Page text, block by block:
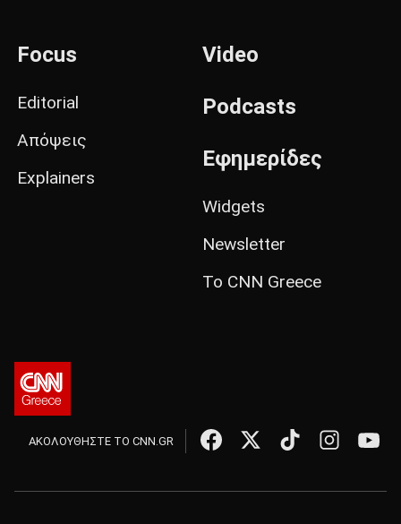
Focus
Editorial
Απόψεις
Explainers
Video
Podcasts
Εφημερίδες
Widgets
Newsletter
Το CNN Greece
ΑΚΟΛΟΥΘΗΣΤΕ ΤΟ CNN.GR